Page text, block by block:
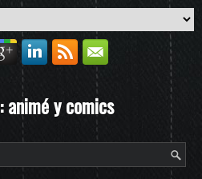
animé y comics